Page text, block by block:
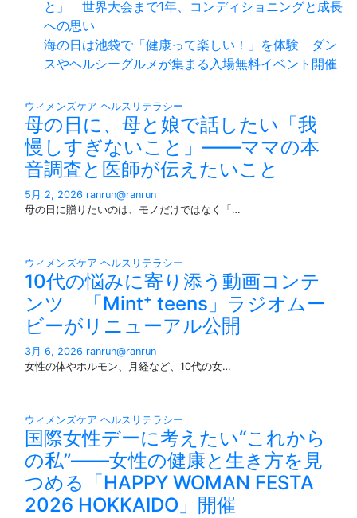
と」 世界大会まで1年、コンディショニングと成長
への思い
海の日は池袋で「健康って楽しい！」を体験 ダン
スやヘルシーグルメが集まる入場無料イベント開催
ウィメンズケア ヘルスリテラシー
母の日に、母と娘で話したい「我
慢しすぎないこと」——ママの本
音調査と医師が伝えたいこと
5月 2, 2026 ranrun@ranrun
母の日に贈りたいのは、モノだけではなく「…
ウィメンズケア ヘルスリテラシー
10代の悩みに寄り添う動画コンテ
ンツ 「Mint⁺ teens」ラジオムー
ビーがリニューアル公開
3月 6, 2026 ranrun@ranrun
女性の体やホルモン、月経など、10代の女…
ウィメンズケア ヘルスリテラシー
国際女性デーに考えたい“これから
の私”——女性の健康と生き方を見
つめる「HAPPY WOMAN FESTA
2026 HOKKAIDO」開催